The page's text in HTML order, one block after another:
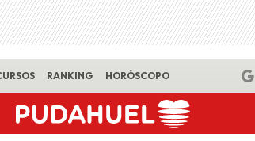
RANKING HORÓSCOPO